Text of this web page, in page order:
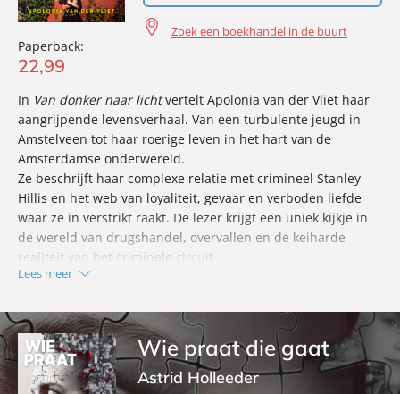
Paperback:
22,99
Zoek een boekhandel in de buurt
In Van donker naar lichtvertelt Apolonia van der Vliet haar
aangrijpende levensverhaal. Van een turbulente jeugd in
Amstelveen tot haar roerige leven in het hart van de
Amsterdamse onderwereld.
Ze beschrijft haar complexe relatie met crimineel Stanley
Hillis en het web van loyaliteit, gevaar en verboden liefde
waar ze in verstrikt raakt. De lezer krijgt een uniek kijkje in
de wereld van drugshandel, overvallen en de keiharde
realiteit van het criminele circuit
Lees meer
Wie praat die gaat
Astrid Holleeder